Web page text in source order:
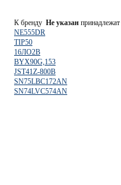
К бренду Не указан
NE555DR
TIP50
16ЛО2В
BYX90G,153
JST41Z-800B
SN75LBC172AN
SN74LVC574AN